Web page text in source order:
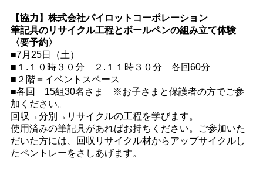
【協力】株式会社パイロットコーポレーション
筆記具のリサイクル工程とボールペンの組み立て体験
〈要予約〉
■7月25日（土）
■１.１０時３０分 ２.１１時３０分 各回60分
■２階＝イベントスペース
■各回 15組30名さま ※お子さまと保護者の方でご参
加ください。
回収→分別→リサイクルの工程を学びます。
使用済みの筆記具があればお持ちください。ご参加いた
だいた方には、回収リサイクル材からアップサイクルし
たペントレーをさしあげます。